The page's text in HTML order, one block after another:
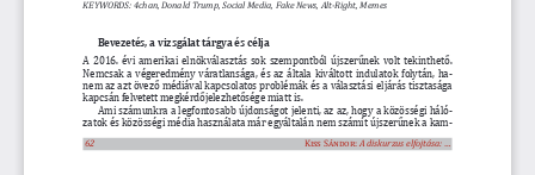
62 Kiss Sándor: A diskurzus elfojtása: ...
KEYWORDS: 4chan, Donald Trump, Social Media, Fake News, Alt-Right, Memes
Bevezetés, a vizsgálat tárgya és célja
A 2016. évi amerikai elnökválasztás sok szempontból újszerűnek volt tekinthető.
Nemcsak a végeredmény váratlansága, és az általa kiváltott indulatok folytán, ha-
nem az azt övező médiával kapcsolatos problémák és a választási eljárás tisztasága
kapcsán felvetett megkérdőjelezhetősége miatt is.
Ami számunkra a legfontosabb újdonságot jelenti, az az, hogy a közösségi háló­
zatok és közösségi média használata már egyáltalán nem számít újszerűnek a kam-